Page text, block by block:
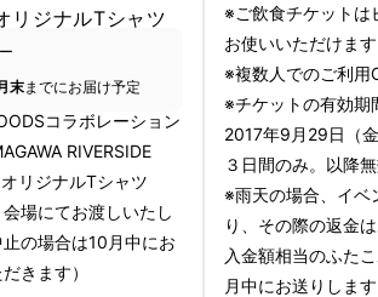
二子玉川駅から5分程度と駅から
摩川河川敷 兵庫島公園。木々に
の池（ひょうたん池）小川、芝生
あり、休日は家族連れやカップル
トを敷いてピクニックなどをまっ
、大都会の真ん中とは思えないほ
した空間です。
リジナルTシャツ
末までにお届け予定
コラボレーション
RIVERSIDE
オリジナルTシャツ
場にてお渡しいたし
の場合は10月中にお
きます）
※ご飲食チケットは
お使いいただけま
※複数人でのご利用
※チケットの有効期
2017年9月29日（
３日間のみ。以降
※雨天の場合、イベ
り、その際の返金
入金額相当のふた
月中にお送りしま